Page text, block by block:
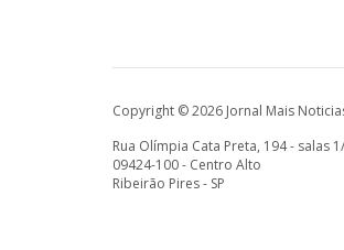
Copyright © 2026 Jornal Mais
Rua Olímpia Cata Preta, 194 - salas
09424-100 - Centro Alto
Ribeirão Pires - SP